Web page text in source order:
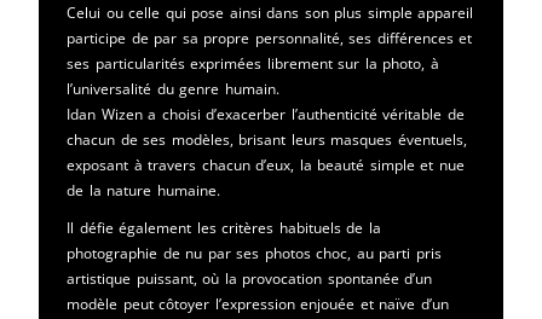
Celui ou celle qui pose ainsi dans son plus simple appareil
participe de par sa propre personnalité, ses différences et
ses particularités exprimées librement sur la photo, à
l’universalité du genre humain.
Idan Wizen a choisi d’exacerber l’authenticité véritable de
chacun de ses modèles, brisant leurs masques éventuels,
exposant à travers chacun d’eux, la beauté simple et nue
de la nature humaine.
Il défie également les critères habituels de la
photographie de nu par ses photos choc, au parti pris
artistique puissant, où la provocation spontanée d’un
modèle peut côtoyer l’expression enjouée et naïve d’un